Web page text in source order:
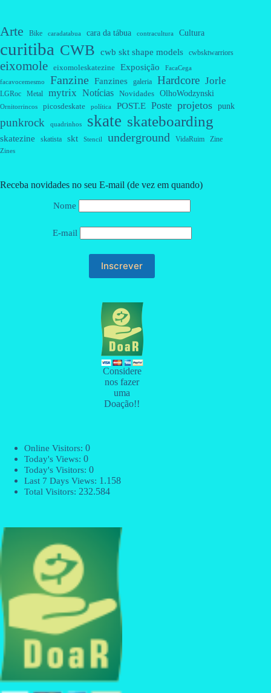
Arte Bike caradatabua cara da tábua contracultura Cultura
curitiba CWB cwb skt shape models cwbsktwarriors
eixomole eixomoleskatezine Exposição FacaCega
facavocemesmo Fanzine Fanzines galeria Hardcore Jorle
LGRoc Metal mytrix Notícias Novidades OlhoWodzynski
Ornitorrincos picosdeskate política POST.E Poste projetos punk
punkrock quadrinhos skate skateboarding
skatezine skatista skt Stencil underground VidaRuim Zine
Zines
Receba novidades no seu E-mail (de vez em quando)
Nome
E-mail
Considere
nos fazer
uma
Doação!!
Online Visitors: 0
Today's Views: 0
Today's Visitors: 0
Last 7 Days Views: 1.158
Total Visitors: 232.584